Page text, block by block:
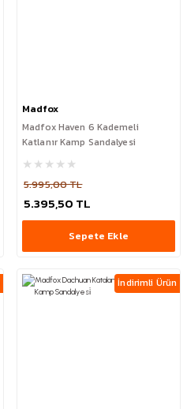
Madfox
Madfox Haven 6 Kademeli
Katlanır Kamp Sandalyesi
5.995,00 TL
5.395,50 TL
Sepete Ekle
İndirimli Ürün